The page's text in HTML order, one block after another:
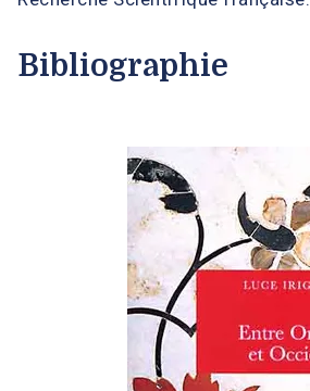
Bibliographie